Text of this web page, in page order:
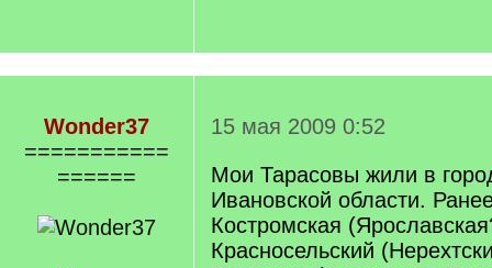
Wonder37
===========
======
15 мая 2009 0:52
Мои Тарасовы жили в
Ивановской области.
Костромская
Красносельский